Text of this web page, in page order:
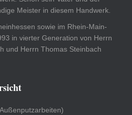
Meister in diesem Handwerk.
sowie im Rhein-Main-
in vierter Generation von Herrn
und Herrn Thomas Steinbach